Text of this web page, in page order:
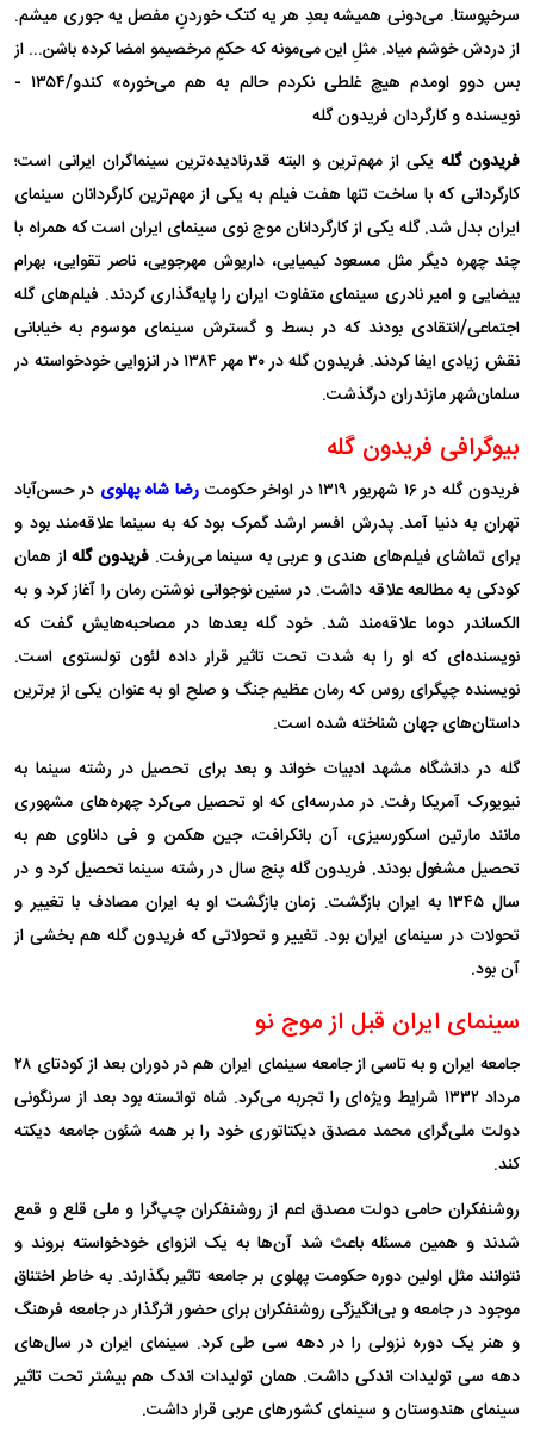
سرخپوستا. می‌دونی همیشه بعدِ هر یه کتک خوردنِ مفصل یه جوری میشم.
از دردش خوشم میاد. مثلِ این می‌مونه که حکمِ مرخصیمو امضا کرده باشن... از
بس دوو اومدم هیچ غلطی نکردم حالم به هم می‌خوره» کندو/۱۳۵۴ -
نویسنده و کارگردان فریدون گله
فریدون گله یکی از مهم‌ترین و البته قدرنادیده‌ترین سینماگران ایرانی است؛
کارگردانی که با ساخت تنها هفت فیلم به یکی از مهم‌ترین کارگردانان سینمای
ایران بدل شد. گله یکی از کارگردانان موج نوی سینمای ایران است که همراه با
چند چهره دیگر مثل مسعود کیمیایی، داریوش مهرجویی، ناصر تقوایی، بهرام
بیضایی و امیر نادری سینمای متفاوت ایران را پایه‌گذاری کردند. فیلم‌های گله
اجتماعی/انتقادی بودند که در بسط و گسترش سینمای موسوم به خیابانی
نقش زیادی ایفا کردند. فریدون گله در ۳۰ مهر ۱۳۸۴ در انزوایی خودخواسته در
سلمان‌شهر مازندران درگذشت.
بیوگرافی فریدون گله
فریدون گله در ۱۶ شهریور ۱۳۱۹ در اواخر حکومت رضا شاه پهلوی در حسن‌آباد
تهران به دنیا آمد. پدرش افسر ارشد گمرک بود که به سینما علاقه‌مند بود و
برای تماشای فیلم‌های هندی و عربی به سینما می‌رفت. فریدون گلهاز همان
کودکی به مطالعه علاقه داشت. در سنین نوجوانی نوشتن رمان را آغاز کرد و به
الکساندر دوما علاقه‌مند شد. خود گله بعد‌ها در مصاحبه‌هایش گفت که
نویسنده‌ای که او را به شدت تحت تاثیر قرار داده لئون تولستوی است.
نویسنده چپگرای روس که رمان عظیم جنگ و صلح او به عنوان یکی از برترین
داستان‌های جهان شناخته شده است.
گله در دانشگاه مشهد ادبیات خواند و بعد برای تحصیل در رشته سینما به
نیویورک آمریکا رفت. در مدرسه‌ای که او تحصیل می‌کرد چهره‌های مشهوری
مانند مارتین اسکورسیزی، آن بانکرافت، جین هکمن و فی داناوی هم به
تحصیل مشغول بودند. فریدون گله پنج سال در رشته سینما تحصیل کرد و در
سال ۱۳۴۵ به ایران بازگشت. زمان بازگشت او به ایران مصادف با تغییر و
تحولات در سینمای ایران بود. تغییر و تحولاتی که فریدون گله هم بخشی از
آن بود.
سینمای ایران قبل از موج نو
جامعه ایران و به تاسی از جامعه سینمای ایران هم در دوران بعد از کودتای ۲۸
مرداد ۱۳۳۲ شرایط ویژه‌ای را تجربه می‌کرد. شاه توانسته بود بعد از سرنگونی
دولت ملی‌گرای محمد مصدق دیکتاتوری خود را بر همه شئون جامعه دیکته
کند.
روشنفکران حامی دولت مصدق اعم از روشنفکران چپ‌گرا و ملی قلع و قمع
شدند و همین مسئله باعث شد آن‌ها به یک انزوای خودخواسته بروند و
نتوانند مثل اولین دوره حکومت پهلوی بر جامعه تاثیر بگذارند. به خاطر اختناق
موجود در جامعه و بی‌انگیزگی روشنفکران برای حضور اثرگذار در جامعه فرهنگ
و هنر یک دوره نزولی را در دهه سی طی کرد. سینمای ایران در سال‌های
دهه سی تولیدات اندکی داشت. همان تولیدات اندک هم بیشتر تحت تاثیر
سینمای هندوستان و سینمای کشور‌های عربی قرار داشت.